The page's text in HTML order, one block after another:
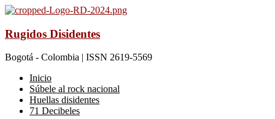
Rugidos Disidentes
Bogotá - Colombia | ISSN 2619-5569
Inicio
Súbele al rock nacional
Huellas disidentes
71 Decibeles